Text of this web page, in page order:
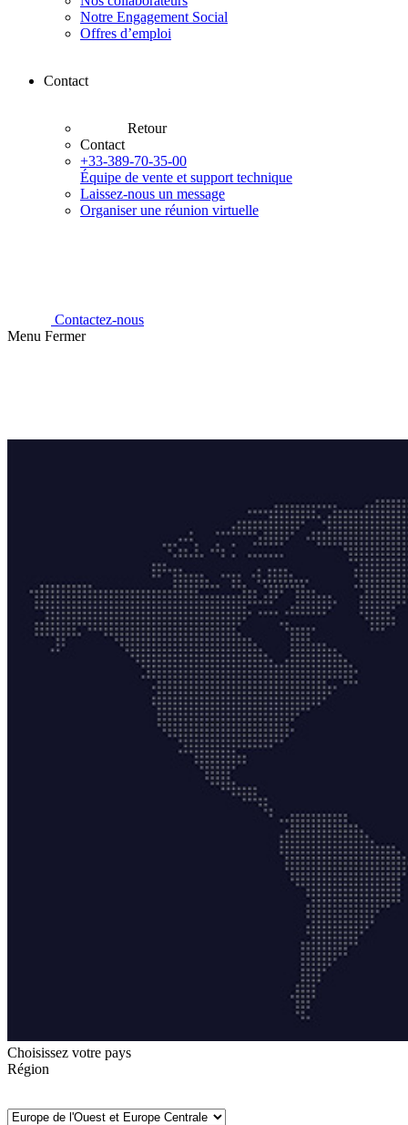
Notre Engagement Social
Offres d’emploi
Contact
Retour
Contact
+33-389-70-35-00
Équipe de vente et support technique
Laissez-nous un message
Organiser une réunion virtuelle
Contactez-nous
Menu Fermer
Choisissez votre pays
Région